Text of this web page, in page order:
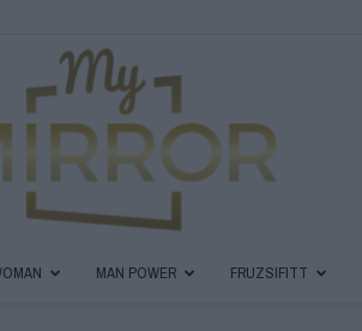
MAN POWER FRUZSIFITT